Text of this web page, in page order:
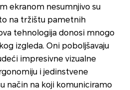
ekranom nesumnjivo su
na tržištu pametnih
tehnologija donosi mnogo
izgleda. Oni poboljšavaju
impresivne vizualne
i jedinstvene
način na koji komuniciramo